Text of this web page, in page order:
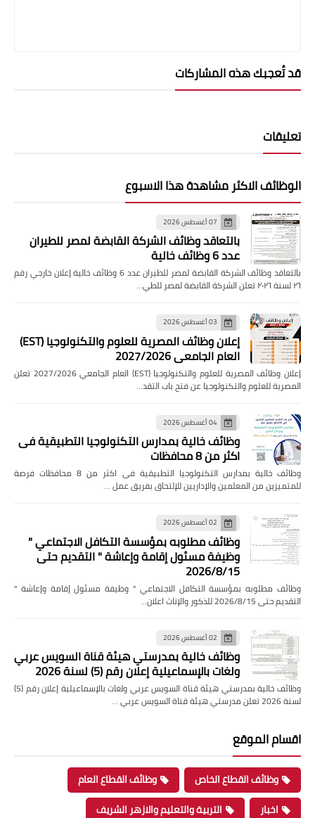
قد تُعجبك هذه المشاركات
تعليقات
الوظائف الاكثر مشاهدة هذا الاسبوع
07 أغسطس 2026
بالتعاقد وظائف الشركة القابضة لمصر للطيران
عدد 6 وظائف خالية
بالتعاقد وظائف الشركة القابضة لمصر للطيران عدد 6 وظائف خالية إعلان خارجي رقم
٢٦ لسنة ٢٠٢٦ تعلن الشركة القابضة لمصر للطي…
03 أغسطس 2026
إعلان وظائف المصرية للعلوم والتكنولوجيا (EST)
العام الجامعي 2027/2026
إعلان وظائف المصرية للعلوم والتكنولوجيا (EST) العام الجامعي 2027/2026 تعلن
المصرية للعلوم والتكنولوجيا عن فتح باب التقد…
04 أغسطس 2026
وظائف خالية بمدارس التكنولوجيا التطبيقية فى
اكثر من 8 محافظات
وظائف خالية بمدارس التكنولوجيا التطبيقية فى اكثر من 8 محافظات فرصة
للمتميزين من المعلمين والإداريين للإلتحاق بفريق عمل …
02 أغسطس 2026
وظائف مطلوبه بمؤسسة التكافل الاجتماعي "
وظيفة مسئول إقامة وإعاشة " التقديم حتى
2026/8/15
وظائف مطلوبه بمؤسسة التكافل الاجتماعي " وظيفة مسئول إقامة وإعاشة "
التقديم حتى 2026/8/15 للذكور والإناث اعلان…
02 أغسطس 2026
وظائف خالية بمدرستي هيئة قناة السويس عربي
ولغات بالإسماعيلية إعلان رقم (5) لسنة 2026
وظائف خالية بمدرستي هيئة قناة السويس عربي ولغات بالإسماعيلية إعلان رقم (5)
لسنة 2026 تعلن مدرستي هيئة قناة السويس عربي …
اقسام الموقع
وظائف القطاع الخاص
وظائف القطاع العام
اخبار
التربية والتعليم والازهر الشريف